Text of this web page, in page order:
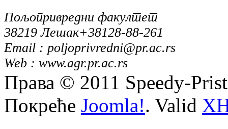
Пољопривредни факултет
38219 Лешак+38128-88-261
Email : poljoprivredni@pr.ac.rs
Web : www.agr.pr.ac.rs
Права © 2011 Speedy-
Покреће Joomla!. Valid